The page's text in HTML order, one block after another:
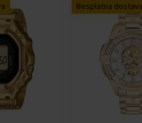
Besplatna dostava